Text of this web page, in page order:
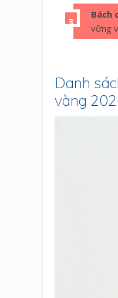
Bách
vững
Danh
vàng